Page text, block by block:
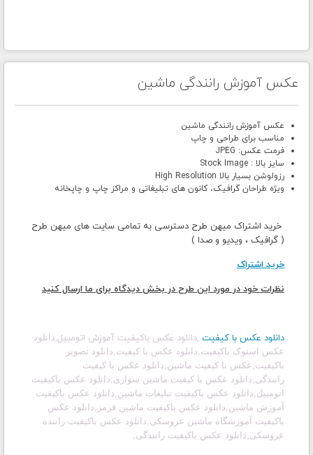
عکس آموزش رانندگی ماشین
عکس آموزش رانندگی ماشین
مناسب برای طراحی و چاپ
فرمت عکس: JPEG
سایز بالا : Stock Image
رزولوشن بسیار بالا High Resolution
ویژه طراحان گرافیک، کانون های تبلیغاتی و مراکز چاپ و چاپخانه
خرید اشتراک میهن طرح دسترسی به تمامی سایت های میهن طرح
( گرافیک ، ویدیو و صدا )
خرید اشتراک
نظرات خود در مورد این طرح در بخش دیدگاه برای ما ارسال کنید
دانلود عکس با کیفیت ,دانلود عکس باکیفیت آموزش اتومبیل,دانلود
عکس استوک باکیفیت,دانلود عکس با کیفیت,دانلود تصویر
باکیفیت,عکس با کیفیت ماشین,دانلود عکس با کیفیت
رانندگی,دانلود عکس با کیفیت ماشین سواری,دانلود عکس باکیفیت
اتومبیل,دانلود عکس باکیفیت تبلیغات ماشین,دانلود عکس باکیفیت
آموزش ماشین,دانلود عکس باکیفیت ماشین قرمز,دانلود عکس
باکیفیت آموزشگاه ماشین عروسکی,دانلود عکس باکیفیت راننده
عروسکی,دانلود عکس باکیفیت رانندگی,